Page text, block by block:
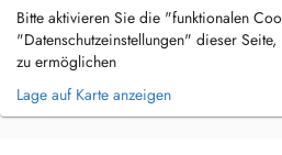
Bitte aktivieren Sie die "funktionalen
"Datenschutzeinstellungen" dieser
zu ermöglichen
Lage auf Karte anzeigen